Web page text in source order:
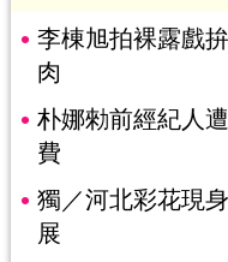
李棟旭拍裸露戲
肉
朴娜勑前經紀人
費
獨／河北彩花現
展